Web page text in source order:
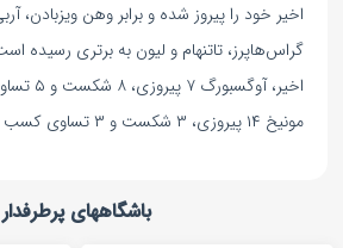
اخیر خود را پیروز شده و برابر وهن ویزبادن،
اخیر،
مونیخ ۱۴ پیروزی، ۳ شکست و ۳ تساوی کسب کرده است.
باشگاههای پرطرفدار